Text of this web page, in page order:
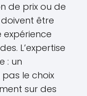
de prix ou de
être
L’expertise
: un
le choix
sur des